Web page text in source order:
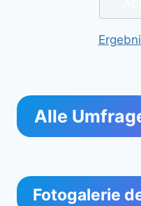
Alle
Fotogalerie